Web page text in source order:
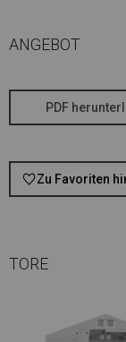
ANGEBOT
PDF
Zu Favoriten
TORE